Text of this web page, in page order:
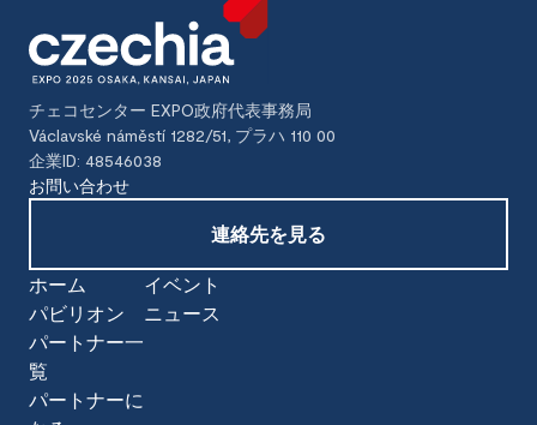
チェコセンター EXPO政府代表事務局
Václavské náměstí 1282/51, プラハ 110 00
企業ID: 48546038
お問い合わせ
連絡先を見る
ホーム
パビリオン
パートナー一
覧
パートナーに
イベント
ニュース